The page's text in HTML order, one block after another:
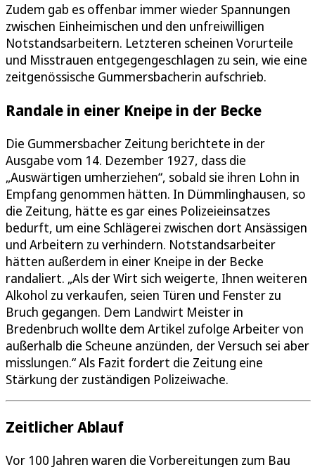
Zudem gab es offenbar immer wieder Spannungen
zwischen Einheimischen und den unfreiwilligen
Notstandsarbeitern. Letzteren scheinen Vorurteile
und Misstrauen entgegengeschlagen zu sein, wie eine
zeitgenössische Gummersbacherin aufschrieb.
Randale in einer Kneipe in der Becke
Die Gummersbacher Zeitung berichtete in der
Ausgabe vom 14. Dezember 1927, dass die
„Auswärtigen umherziehen“, sobald sie ihren Lohn in
Empfang genommen hätten. In Dümmlinghausen, so
die Zeitung, hätte es gar eines Polizeieinsatzes
bedurft, um eine Schlägerei zwischen dort Ansässigen
und Arbeitern zu verhindern. Notstandsarbeiter
hätten außerdem in einer Kneipe in der Becke
randaliert. „Als der Wirt sich weigerte, Ihnen weiteren
Alkohol zu verkaufen, seien Türen und Fenster zu
Bruch gegangen. Dem Landwirt Meister in
Bredenbruch wollte dem Artikel zufolge Arbeiter von
außerhalb die Scheune anzünden, der Versuch sei aber
misslungen.“ Als Fazit fordert die Zeitung eine
Stärkung der zuständigen Polizeiwache.
Zeitlicher Ablauf
Vor 100 Jahren waren die Vorbereitungen zum Bau